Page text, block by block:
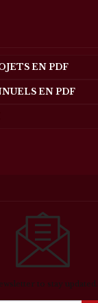
EN PDF
EN PDF
to stay updated.